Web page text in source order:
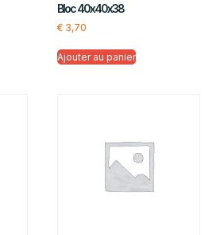
Bloc 40x40x38
€3,70
Ajouter au panier